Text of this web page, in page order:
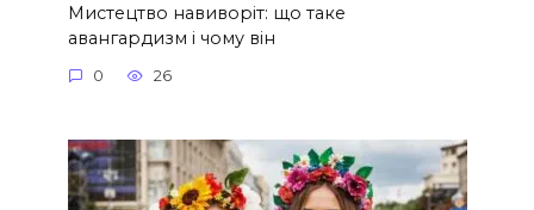
Мистецтво навиворіт: що таке
авангардизм і чому він
0 26